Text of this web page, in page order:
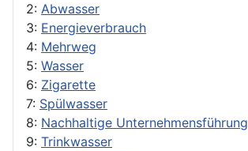
2: Abwasser
3: Energieverbrauch
4: Mehrweg
5: Wasser
6: Zigarette
7: Spülwasser
8: Nachhaltige Unternehmensführung
9: Trinkwasser